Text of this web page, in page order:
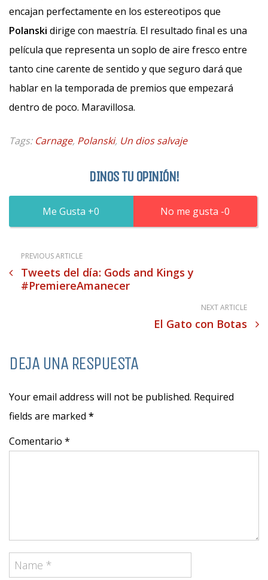
encajan perfectamente en los estereotipos que
Polanski dirige con maestría. El resultado final es una
película que representa un soplo de aire fresco entre
tanto cine carente de sentido y que seguro dará que
hablar en la temporada de premios que empezará
dentro de poco. Maravillosa.
Tags: Carnage, Polanski, Un dios salvaje
DINOS TU OPINIÓN!
0 0
PREVIOUS ARTICLE
Tweets del día: Gods and Kings y
#PremiereAmanecer
NEXT ARTICLE
El Gato con Botas
DEJA UNA RESPUESTA
Your email address will not be published. Required
fields are marked *
Comentario *